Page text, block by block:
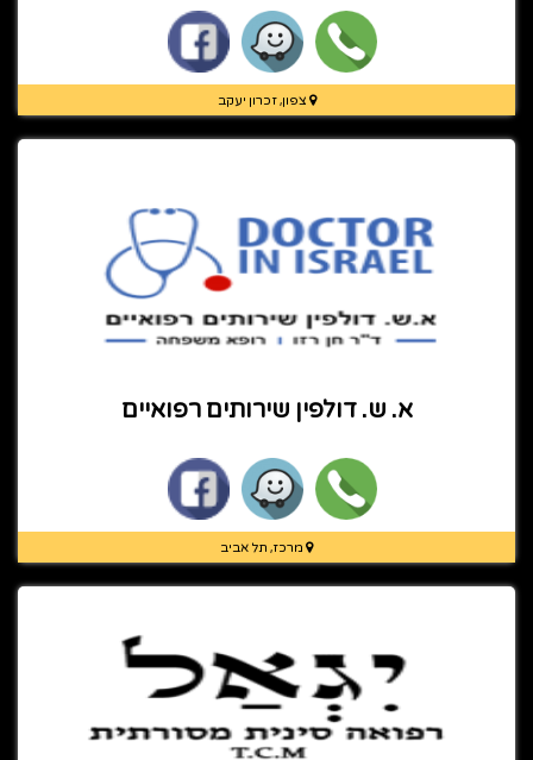
צפון, זכרון יעקב
א. ש. דולפין שירותים רפואיים
מרכז, תל אביב